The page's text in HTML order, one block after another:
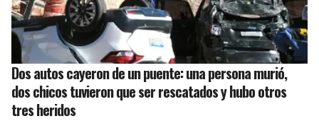
Dos autos cayeron de un puente: una persona murió,
dos chicos tuvieron que ser rescatados y hubo otros
tres heridos